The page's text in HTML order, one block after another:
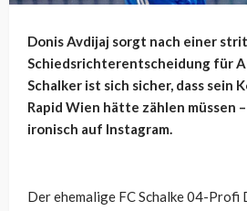
Donis Avdijaj sorgt nach einer
Schiedsrichterentscheidung für
Schalker ist sich sicher, dass sein
Rapid Wien hätte zählen müssen
ironisch auf Instagram.
Der ehemalige FC Schalke 04-Profi